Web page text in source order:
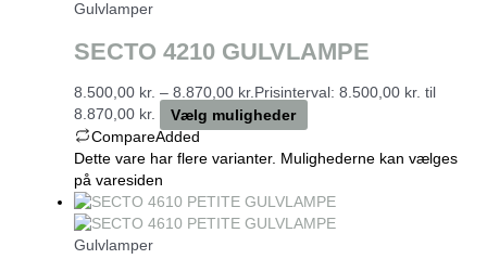
Gulvlamper
SECTO 4210 GULVLAMPE
8.500,00 kr. – 8.870,00 kr. Prisinterval: 8.500,00 kr. til
8.870,00 kr.
Vælg muligheder
CompareAdded
Dette vare har flere varianter. Mulighederne kan vælges
på varesiden
Gulvlamper